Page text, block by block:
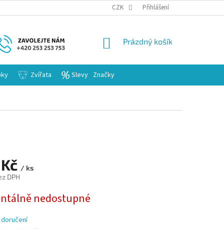
CZK Přihlášení
NÁKUPNÍ
Prázdný košík
Zvířata Slevy Značky
/ ks
DPH
nedostupné